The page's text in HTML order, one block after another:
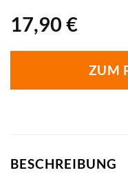
17,90 €
ZUM
BESCHREIBUNG